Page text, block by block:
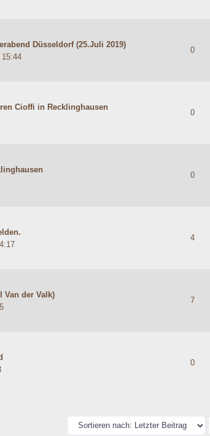
Düsseldorf (25.Juli 2019)
0
Cioffi in Recklinghausen
0
0
4
Van der Valk)
7
durchschnittlich
0